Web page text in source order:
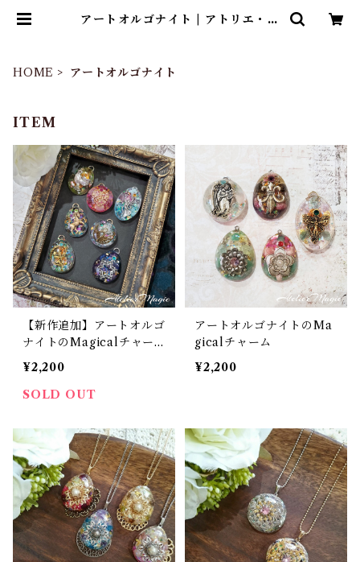
アートオルゴナイト | アトリエ・マ
HOME アートオルゴナイト
ITEM
【新作追加】アートオルゴ
ナイトのMagicalチャー
ム
¥2,200
SOLD OUT
アートオルゴナイトのMa
gicalチャーム
¥2,200